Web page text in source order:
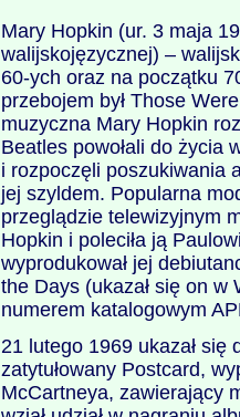
Mary Hopkin (ur. 3 maja
walijskojęzycznej) –
60-ych oraz na początku
przebojem był Those
muzyczna Mary Hopkin
Beatles powołali do życia
i rozpoczęli poszukiwania
jej szyldem. Popularna
przeglądzie telewizyjnym
Hopkin i poleciła ją
wyprodukował jej
the Days (ukazał się on
numerem katalogowym
21 lutego 1969 ukazał
zatytułowany Postcard,
McCartneya, zawierający